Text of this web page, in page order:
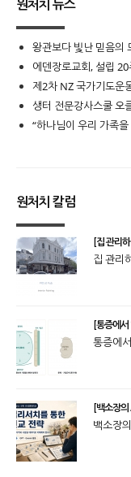
원처치 뉴스
왕관보다 빛난 믿음의
에덴장로교회, 설립 20
제2차 NZ 국가기도운
생터 전문강사스쿨 오
“하나님이 우리 가족
원처치 칼럼
[집 관리
집 관리
[통증에서
통증에
[백소장의
백소장